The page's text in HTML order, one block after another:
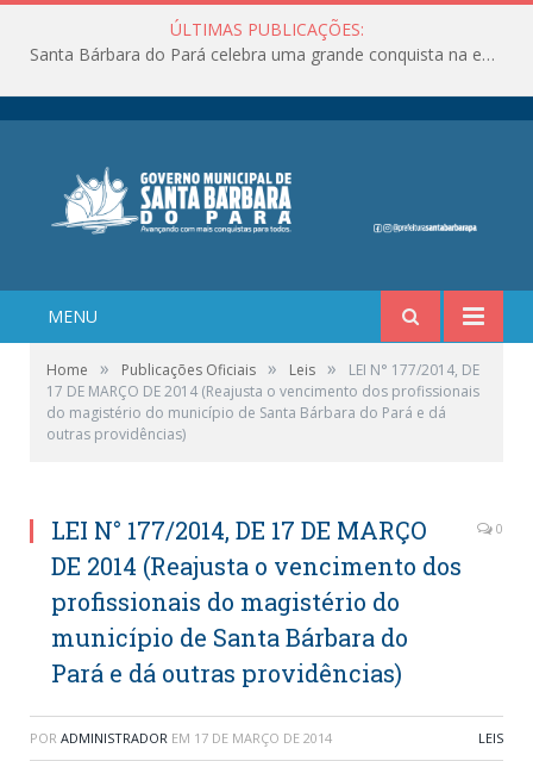
ÚLTIMAS PUBLICAÇÕES:
Santa Bárbara do Pará celebra uma grande conquista na educação!
MENU
Home » Publicações Oficiais » Leis »
LEI N° 177/2014, DE
17 DE MARÇO DE 2014 (Reajusta o vencimento dos profissionais
do magistério do município de Santa Bárbara do Pará e dá
outras providências)
LEI N° 177/2014, DE 17 DE MARÇO
DE 2014 (Reajusta o vencimento dos
profissionais do magistério do
município de Santa Bárbara do
Pará e dá outras providências)
0
POR ADMINISTRADOR EM 17 DE MARÇO DE 2014 LEIS